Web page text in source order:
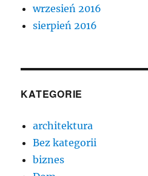
wrzesień 2016
sierpień 2016
KATEGORIE
architektura
Bez kategorii
biznes